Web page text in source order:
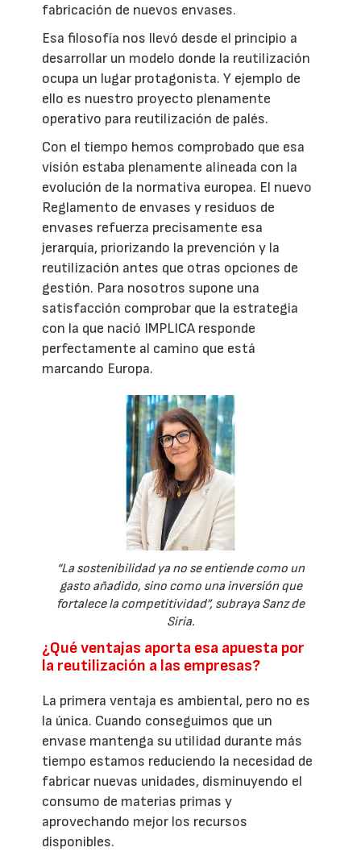
fabricación de nuevos envases.
Esa filosofía nos llevó desde el principio a
desarrollar un modelo donde la reutilización
ocupa un lugar protagonista. Y ejemplo de
ello es nuestro proyecto plenamente
operativo para reutilización de palés.
Con el tiempo hemos comprobado que esa
visión estaba plenamente alineada con la
evolución de la normativa europea. El nuevo
Reglamento de envases y residuos de
envases refuerza precisamente esa
jerarquía, priorizando la prevención y la
reutilización antes que otras opciones de
gestión. Para nosotros supone una
satisfacción comprobar que la estrategia
con la que nació IMPLICA responde
perfectamente al camino que está
marcando Europa.
“La sostenibilidad ya no se entiende como un
gasto añadido, sino como una inversión que
fortalece la competitividad”, subraya Sanz de
Siria.
¿Qué ventajas aporta esa apuesta por
la reutilización a las empresas?
La primera ventaja es ambiental, pero no es
la única. Cuando conseguimos que un
envase mantenga su utilidad durante más
tiempo estamos reduciendo la necesidad de
fabricar nuevas unidades, disminuyendo el
consumo de materias primas y
aprovechando mejor los recursos
disponibles.